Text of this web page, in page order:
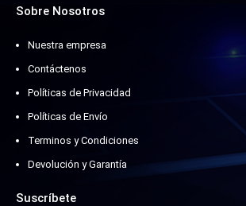
Sobre Nosotros
Nuestra empresa
Contáctenos
Políticas de Privacidad
Políticas de Envío
Terminos y Condiciones
Devolución y Garantía
Suscríbete